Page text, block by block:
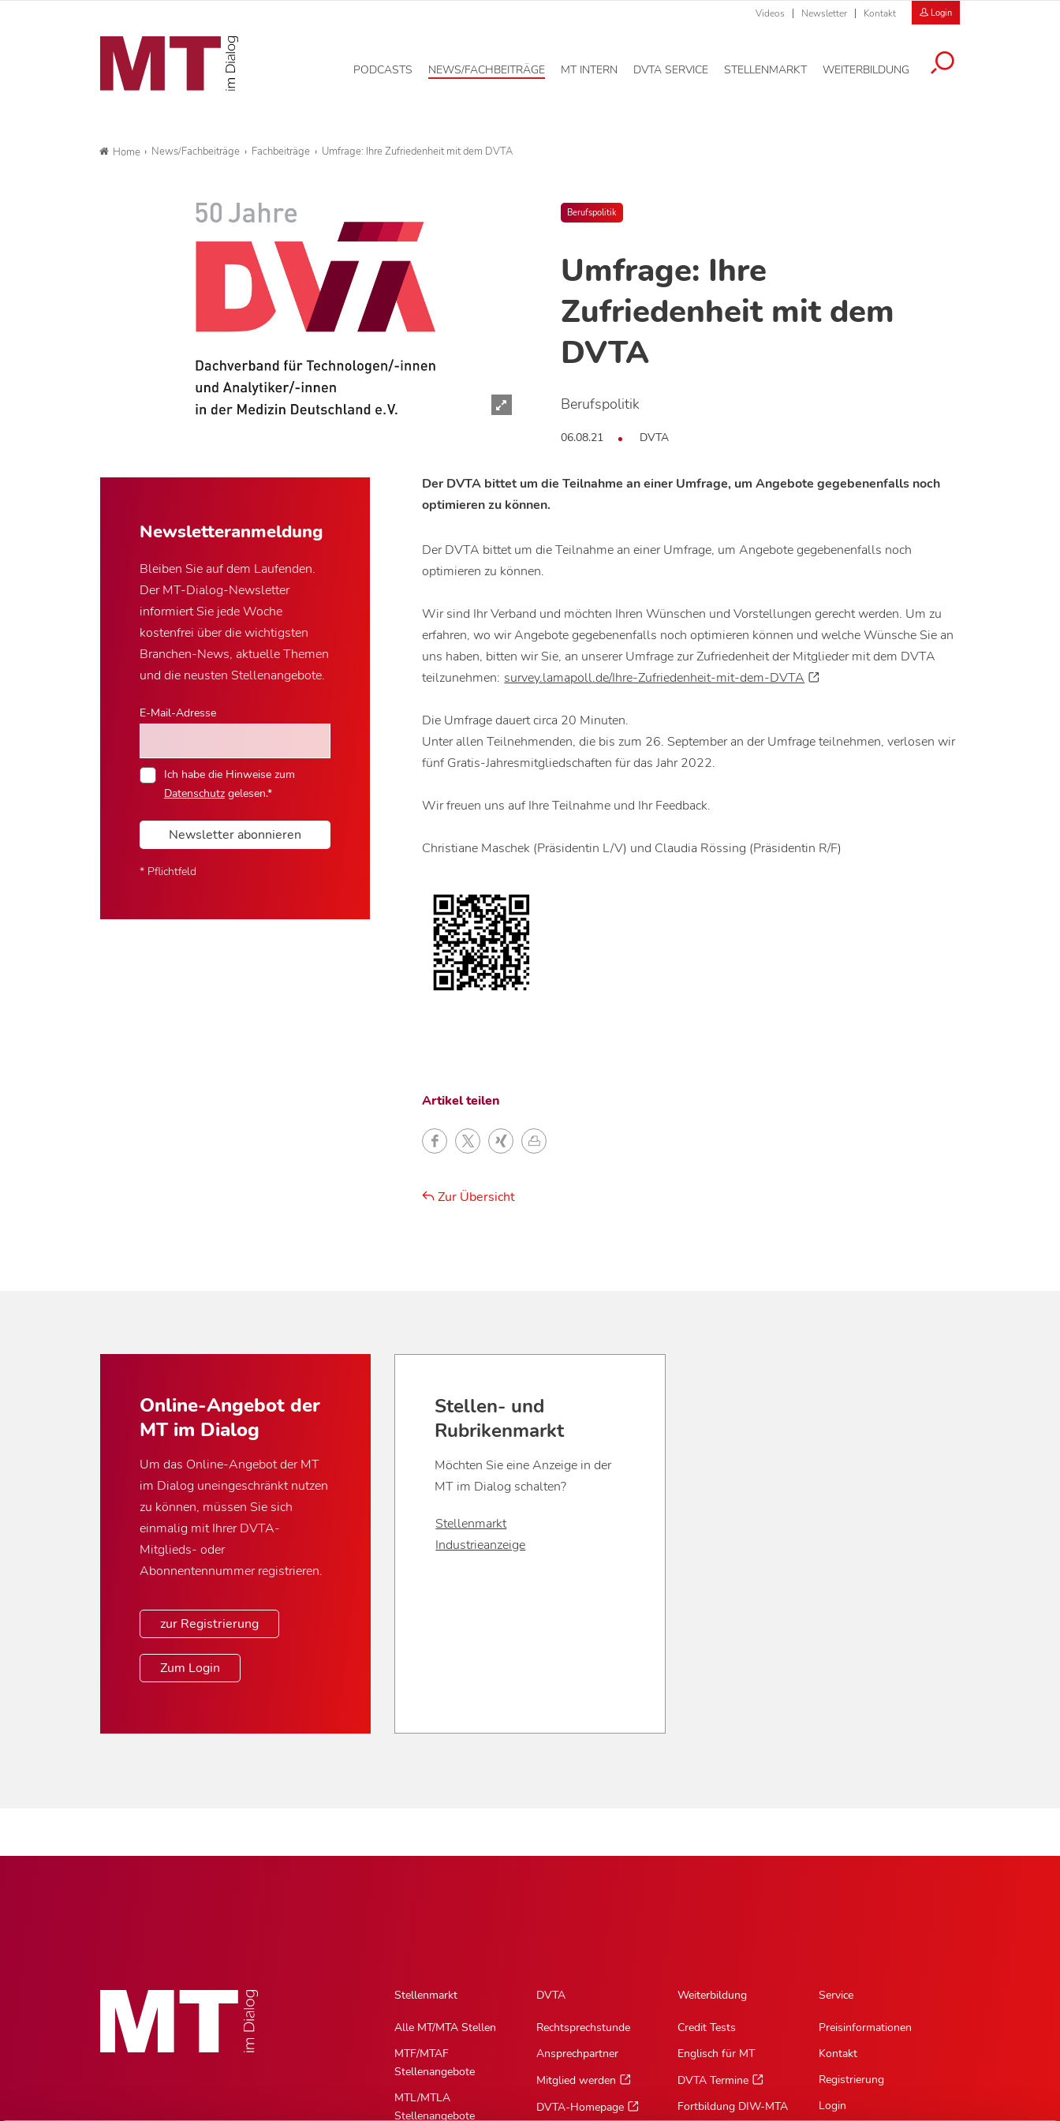
Videos Newsletter Kontakt Login
PODCASTS NEWS/FACHBEITRÄGE MT INTERN DVTA SERVICE STELLENMARKT WEITERBILDUNG
Home News/Fachbeiträge Fachbeiträge Umfrage: Ihre Zufriedenheit mit dem DVTA
Berufspolitik
Umfrage: Ihre
Zufriedenheit mit dem
DVTA
Berufspolitik
06.08.21 DVTA
Newsletter­anmeldung
Bleiben Sie auf dem Laufenden.
Der MT-Dialog-Newsletter
informiert Sie jede Woche
kostenfrei über die wichtigsten
Branchen-News, aktuelle Themen
und die neusten Stellenangebote.
E-Mail-Adresse
Ich habe die Hinweise zum
Datenschutzgelesen.*
Newsletter abonnieren
* Pflichtfeld
Der DVTA bittet um die Teilnahme an einer Umfrage, um Angebote gegebenenfalls noch
optimieren zu können.
Der DVTA bittet um die Teilnahme an einer Umfrage, um Angebote gegebenenfalls noch
optimieren zu können.
Wir sind Ihr Verband und möchten Ihren Wünschen und Vorstellungen gerecht werden. Um zu
erfahren, wo wir Angebote gegebenenfalls noch optimieren können und welche Wünsche Sie an
uns haben, bitten wir Sie, an unserer Umfrage zur Zufriedenheit der Mitglieder mit dem DVTA
teilzunehmen: survey.lamapoll.de/Ihre-Zufriedenheit-mit-dem-DVTA
Die Umfrage dauert circa 20 Minuten.
Unter allen Teilnehmenden, die bis zum 26. September an der Umfrage teilnehmen, verlosen wir
fünf Gratis-Jahresmitgliedschaften für das Jahr 2022.
Wir freuen uns auf Ihre Teilnahme und Ihr Feedback.
Christiane Maschek (Präsidentin L/V) und Claudia Rössing (Präsidentin R/F)
Artikel teilen
Zur Übersicht
Online-Angebot der
MT im Dialog
Um das Online-Angebot der MT
im Dialog uneingeschränkt nutzen
zu können, müssen Sie sich
einmalig mit Ihrer DVTA-
Mitglieds- oder
Abonnentennummer registrieren.
zur Registrierung
Zum Login
Stellen- und
Rubrikenmarkt
Möchten Sie eine Anzeige in der
MT im Dialog schalten?
Stellenmarkt
Industrieanzeige
Stellenmarkt
Alle MT/MTA Stellen
MTF/MTAF
Stellenangebote
MTL/MTLA
Stellenangebote
DVTA
Rechtsprechstunde
Ansprechpartner
Mitglied werden
DVTA-Homepage
Weiterbildung
Credit Tests
Englisch für MT
DVTA Termine
Fortbildung DIW-MTA
Service
Preisinformationen
Kontakt
Registrierung
Login